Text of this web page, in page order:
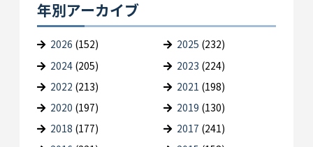
年別アーカイブ
2026 (152) 2025 (232)
2024 (205) 2023 (224)
2022 (213) 2021 (198)
2020 (197) 2019 (130)
2018 (177) 2017 (241)